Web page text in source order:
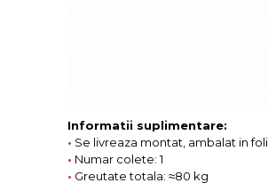
Informatii suplimentare:
• Se livreaza montat, ambalat in
• Numar colete: 1
• Greutate totala: ≈80 kg